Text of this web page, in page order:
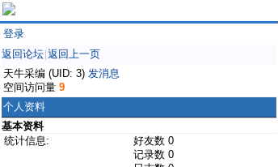
登录
返回论坛 返回上一页
天牛采编 (UID: 3) 发消息
空间访问量 9
个人资料
基本资料
统计信息:
好友数 0
记录数 0